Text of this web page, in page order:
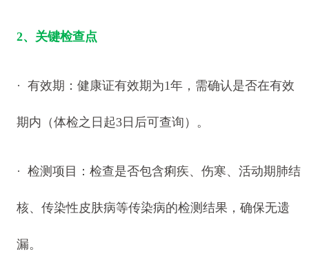
2、关键检查点
· 有效期：健康证有效期为1年，需确认是否在有效
期内（体检之日起3日后可查询）。
· 检测项目：检查是否包含痢疾、伤寒、活动期肺结
核、传染性皮肤病等传染病的检测结果，确保无遗
漏。